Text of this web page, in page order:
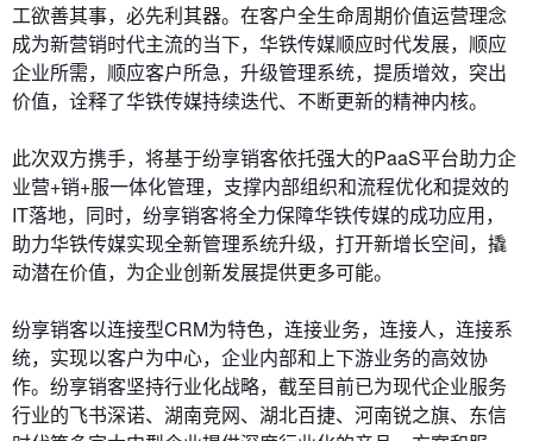
工欲善其事，必先利其器。在客户全生命周期价值运营理念
成为新营销时代主流的当下，华铁传媒顺应时代发展，顺应
企业所需，顺应客户所急，升级管理系统，提质增效，突出
价值，诠释了华铁传媒持续迭代、不断更新的精神内核。
此次双方携手，将基于纷享销客依托强大的PaaS平台助力企
业营+销+服一体化管理，支撑内部组织和流程优化和提效的
IT落地，同时，纷享销客将全力保障华铁传媒的成功应用，
助力华铁传媒实现全新管理系统升级，打开新增长空间，撬
动潜在价值，为企业创新发展提供更多可能。
纷享销客以连接型CRM为特色，连接业务，连接人，连接系
统，实现以客户为中心，企业内部和上下游业务的高效协
作。纷享销客坚持行业化战略，截至目前已为现代企业服务
行业的飞书深诺、湖南竞网、湖北百捷、河南锐之旗、东信